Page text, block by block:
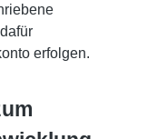
erfolgen.